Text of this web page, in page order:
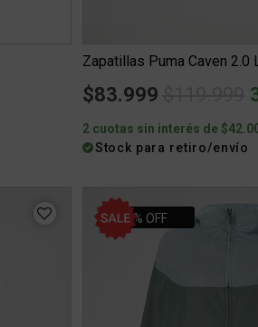
Zapatillas Puma Caven 2.0
$83.999 Price
2 cuotas sin interés de
Stock para retiro/envío
40% OFF